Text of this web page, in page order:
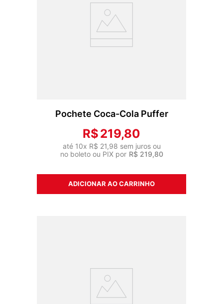
Pochete Coca-Cola Puffer
R$219,80
até 10x R$ 21,98 sem juros ou
no boleto ou PIX por R$ 219,80
ADICIONAR AO CARRINHO